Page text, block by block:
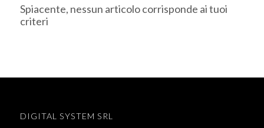
Spiacente, nessun articolo corrisponde ai tuoi
criteri
DIGITAL SYSTEM SRL